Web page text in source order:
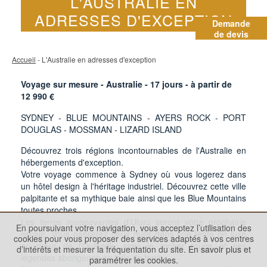
Demande
de devis
ADRESSES D'EXCEPTION
Accueil - L'Australie en adresses d'exception
Voyage sur mesure - Australie - 17 jours - à partir de
12 990 €
SYDNEY - BLUE MOUNTAINS - AYERS ROCK - PORT
DOUGLAS - MOSSMAN - LIZARD ISLAND
Découvrez trois régions incontournables de l'Australie en
hébergements d'exception.
Votre voyage commence à Sydney où vous logerez dans
un hôtel design à l'héritage industriel. Découvrez cette ville
palpitante et sa mythique baie ainsi que les Blue Mountains
toutes proches.
Les terres rougeoyantes d'Uluru seront votre prochaine
escale. Vous passerez deux nuits dans une tente de luxe
au cœur de l'Outback, avec le rocher rouge et ses
légendes aborigènes en toile de fond.
En poursuivant votre navigation, vous acceptez l’utilisation des
cookies pour vous proposer des services adaptés à vos centres
d’intérêts et mesurer la fréquentation du site. En savoir plus et
paramétrer les cookies.